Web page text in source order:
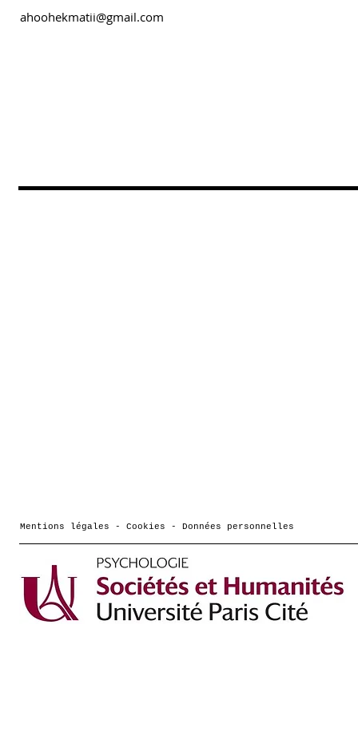
ahoohekmatii@gmail.com
Mentions légales - Cookies - Données personnelles